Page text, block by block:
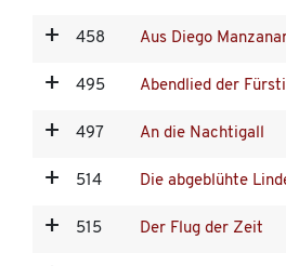
458 Aus Diego
495 Abendlied der
497 An die Nachtigall
514 Die abgeblühte
515 Der Flug der Zeit